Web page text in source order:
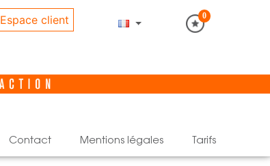
Espace client 0
contact mentions légales tarifs